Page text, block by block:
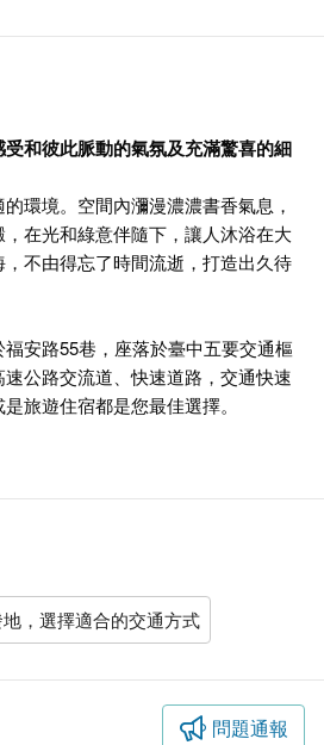
和彼此脈動的氣氛及充滿驚喜的細
環境。空間內瀰漫濃濃書香氣息，
在光和綠意伴隨下，讓人沐浴在大
不由得忘了時間流逝，打造出久待
安路55巷，座落於臺中五要交通樞
公路交流道、快速道路，交通快速
旅遊住宿都是您最佳選擇。
，選擇適合的交通方式
問題通報